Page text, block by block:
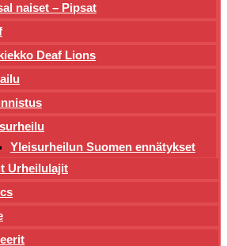
naiset – Pipsat
Deaf Lions
Yleisurheilun Suomen ennätykset
Urheilulajit